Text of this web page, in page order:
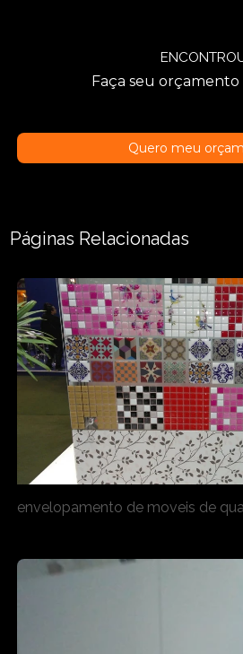
Faça seu orçamento
Quero meu
Páginas Relacionadas
envelopamento de moveis de